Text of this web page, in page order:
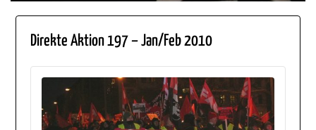
Direkte Aktion 197 – Jan/Feb 2010